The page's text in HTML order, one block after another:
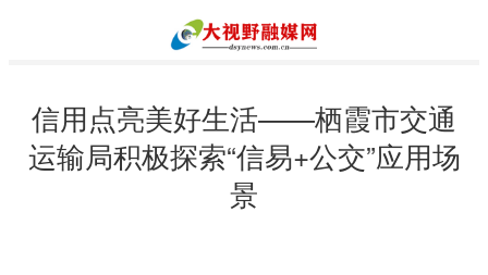
信用点亮美好生活——栖霞市交通
运输局积极探索“信易+公交”应用场
景